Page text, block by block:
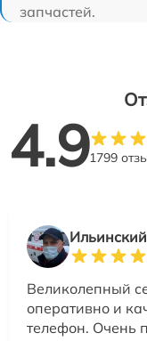
запчастей.
4.91799
Великолепный
оперативно и
телефон. Очень